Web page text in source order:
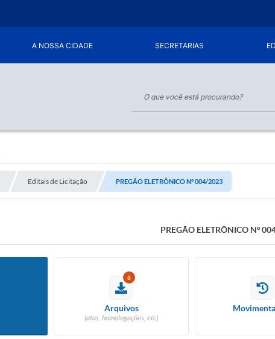
A NOSSA CIDADE SECRETARIAS
Editais de Licitação PREGÃO ELETRÔNICO Nº 004/2023
PREGÃO ELETRÔNICO Nº
8
Arquivos
(atas, homologações, etc)